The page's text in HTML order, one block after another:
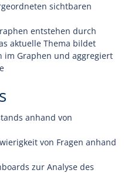
sichtbaren
entstehen durch
aktuelle Thema bildet
im Graphen und aggregiert
anhand von
von Fragen anhand
zur Analyse des